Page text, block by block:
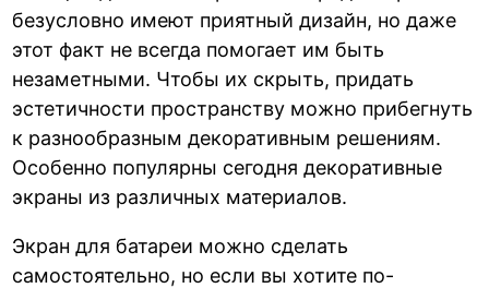
безусловно имеют приятный дизайн, но даже
этот факт не всегда помогает им быть
незаметными. Чтобы их скрыть, придать
эстетичности пространству можно прибегнуть
к разнообразным декоративным решениям.
Особенно популярны сегодня декоративные
экраны из различных материалов.
Экран для батареи можно сделать
самостоятельно, но если вы хотите по-